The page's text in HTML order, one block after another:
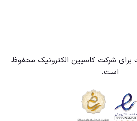
شرکت کاسپین الکترونیک محفوظ
است.